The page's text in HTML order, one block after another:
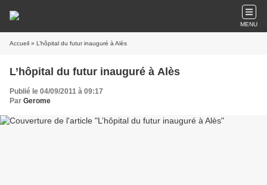
MENU
Accueil » L’hôpital du futur inauguré à Alès
L’hôpital du futur inauguré à Alès
Publié le 04/09/2011 à 09:17
Par Gerome